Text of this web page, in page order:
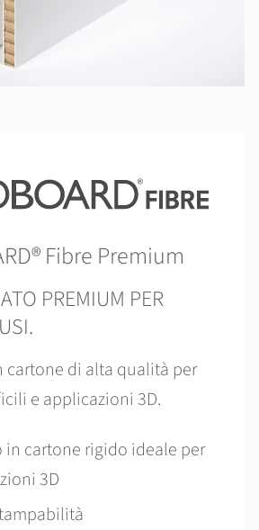
Fibre Premium
PREMIUM PER
cartone di alta qualità per
e applicazioni 3D.
in cartone rigido ideale per
3D